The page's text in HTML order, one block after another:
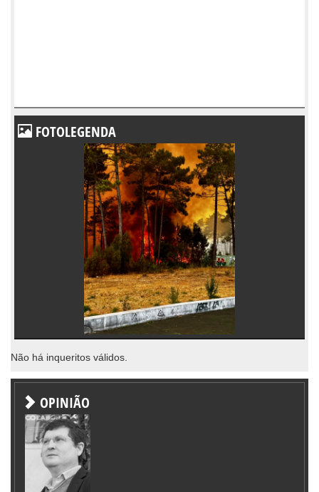
FOTOLEGENDA
Não há inqueritos válidos.
OPINIÃO